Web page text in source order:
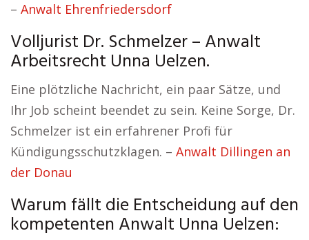
– Anwalt Ehrenfriedersdorf
Volljurist Dr. Schmelzer – Anwalt
Arbeitsrecht Unna Uelzen.
Eine plötzliche Nachricht, ein paar Sätze, und
Ihr Job scheint beendet zu sein. Keine Sorge, Dr.
Schmelzer ist ein erfahrener Profi für
Kündigungsschutzklagen. – Anwalt Dillingen an
der Donau
Warum fällt die Entscheidung auf den
kompetenten Anwalt Unna Uelzen: